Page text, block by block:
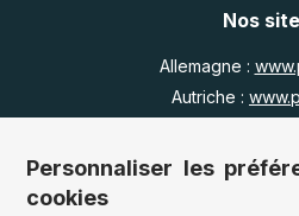
Nos
Allemagne :
Autriche :
Royaume Uni :
Personnaliser les
cookies